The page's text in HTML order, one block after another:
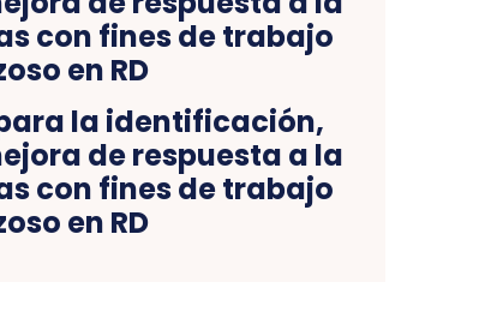
la identificación,
de respuesta a la
con fines de trabajo
en RD